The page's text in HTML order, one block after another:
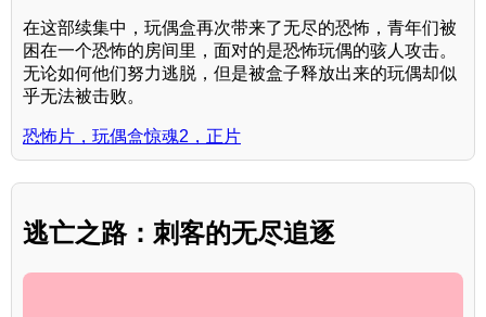
在这部续集中，玩偶盒再次带来了无尽的恐怖，青年们被
困在一个恐怖的房间里，面对的是恐怖玩偶的骇人攻击。
无论如何他们努力逃脱，但是被盒子释放出来的玩偶却似
乎无法被击败。
恐怖片，玩偶盒惊魂2，正片
逃亡之路：刺客的无尽追逐